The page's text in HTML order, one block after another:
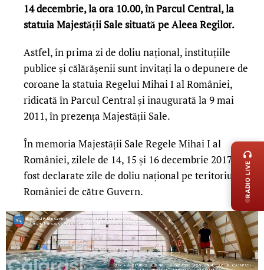
14 decembrie, la ora 10.00, în Parcul Central, la
statuia Majestății Sale situată pe Aleea Regilor.
Astfel, în prima zi de doliu național, instituțiile
publice și călărășenii sunt invitați la o depunere de
coroane la statuia Regelui Mihai I al României,
ridicată în Parcul Central și inaugurată la 9 mai
2011, în prezența Majestății Sale.
În memoria Majestății Sale Regele Mihai I al
României, zilele de 14, 15 și 16 decembrie 2017 au
fost declarate zile de doliu național pe teritoriul
României de către Guvern.
RADIO LIVE